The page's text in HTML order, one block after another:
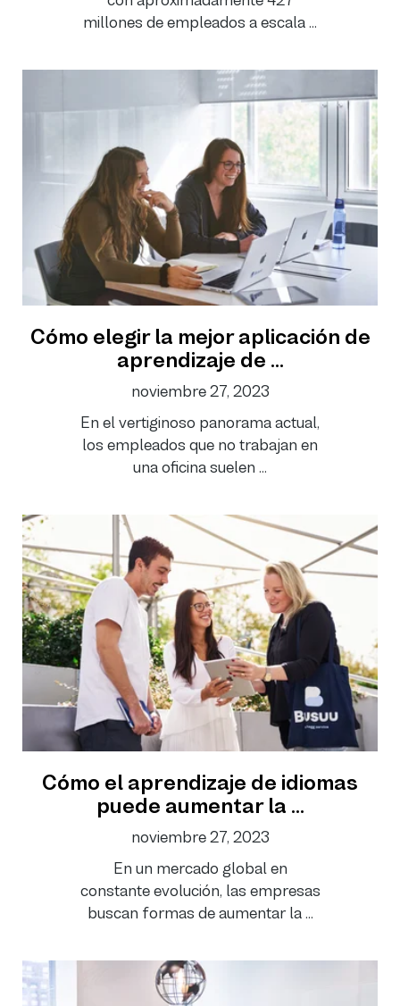
millones de empleados a escala ...
Cómo elegir la mejor aplicación de
aprendizaje de ...
noviembre 27, 2023
En el vertiginoso panorama actual,
los empleados que no trabajan en
una oficina suelen ...
Cómo el aprendizaje de idiomas
puede aumentar la ...
noviembre 27, 2023
En un mercado global en
constante evolución, las empresas
buscan formas de aumentar la ...